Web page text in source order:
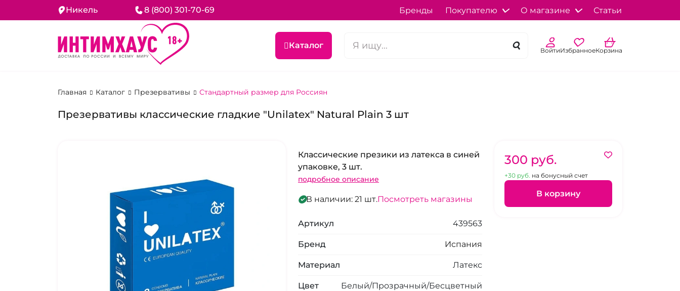
Никель 8 (800) 301-70-69 Бренды Покупателю О магазине Статьи
Каталог ВойтиИзбранноеКорзина
Главная Каталог Презервативы Стандартный размер для Россиян
Презервативы классические гладкие "Unilatex" Natural Plain 3 шт
Классические презики из латекса в синей
упаковке, 3 шт.
подробное описание
В наличии: 21 шт.Посмотреть магазины
Артикул 439563
Бренд Испания
Материал Латекс
Цвет Белый/Прозрачный/Бесцветный
300 pуб.
+30 pуб. на бонусный счет
В корзину